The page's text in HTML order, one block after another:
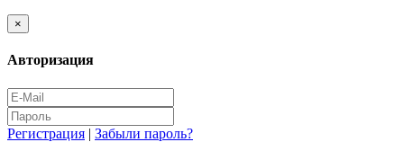
×
Авторизация
Регистрация | Забыли пароль?